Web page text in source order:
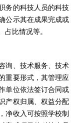
务的科技人员的科技
公示其在成果完成或
比情况等。
询、技术服务、技术
重要形式，其管理应
单位依法签订合同或
产权归属、权益分配
净收入可按照学校制